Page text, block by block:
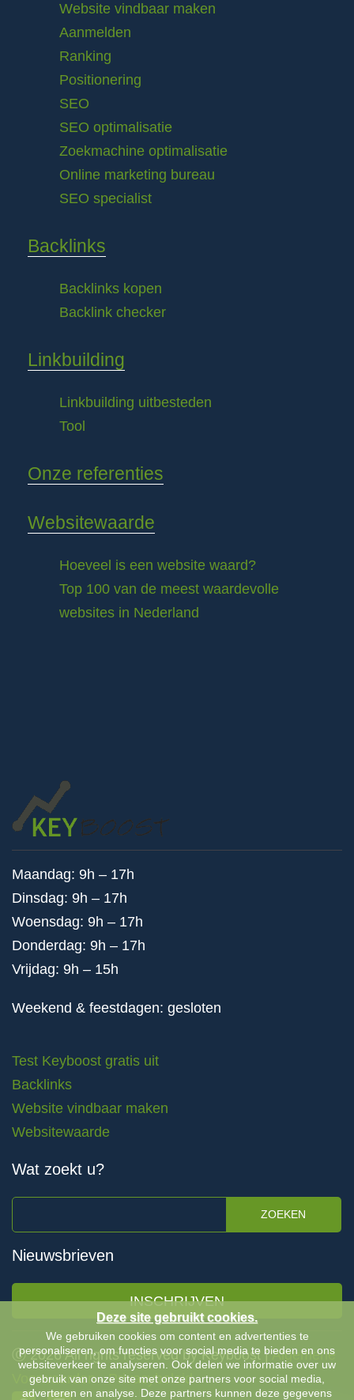
Website vindbaar maken
Aanmelden
Ranking
Positionering
SEO
SEO optimalisatie
Zoekmachine optimalisatie
Online marketing bureau
SEO specialist
Backlinks
Backlinks kopen
Backlink checker
Linkbuilding
Linkbuilding uitbesteden
Tool
Onze referenties
Websitewaarde
Hoeveel is een website waard?
Top 100 van de meest waardevolle
websites in Nederland
Maandag: 9h – 17h
Dinsdag: 9h – 17h
Woensdag: 9h – 17h
Donderdag: 9h – 17h
Vrijdag: 9h – 15h
Weekend & feestdagen: gesloten
Test Keyboost gratis uit
Backlinks
Website vindbaar maken
Websitewaarde
Wat zoekt u?
ZOEKEN
Nieuwsbrieven
INSCHRIJVEN
Ⓒ 2026 All rights reserved by Keyboost |Algemene
Voorwaarden-Privacybeleid
Deze site gebruikt cookies.
We gebruiken cookies om content en advertenties te
personaliseren, om functies voor social media te bieden en ons
websiteverkeer te analyseren. Ook delen we informatie over uw
gebruik van onze site met onze partners voor social media,
adverteren en analyse. Deze partners kunnen deze gegevens